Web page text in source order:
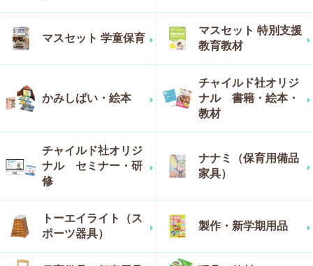
マスセット 学童保育
マスセット 特別支援
教育教材
かみしばい・絵本
チャイルド社オリジ
ナル 書籍・絵本・
教材
チャイルド社オリジ
ナル セミナー・研
修
ナナミ（保育用備品
家具）
トーエイライト（ス
ポーツ器具）
製作・新学期用品